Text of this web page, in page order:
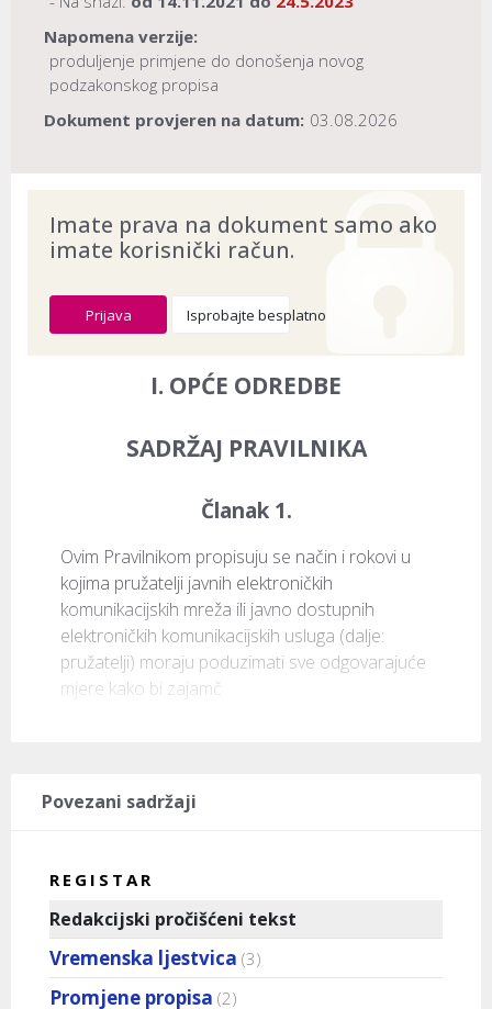
Napomena verzije:
produljenje primjene do donošenja novog
podzakonskog propisa
Dokument provjeren na datum: 03.08.2026
Imate prava na dokument samo ako
imate korisnički račun.
Prijava Isprobajte besplatno
I. OPĆE ODREDBE
SADRŽAJ PRAVILNIKA
Članak 1.
Ovim Pravilnikom propisuju se način i rokovi u
kojima pružatelji javnih elektroničkih
komunikacijskih mreža ili javno dostupnih
elektroničkih komunikacijskih usluga (dalje:
pružatelji) moraju poduzimati sve odgovarajuće
mjere kako bi zajamč
Povezani sadržaji
REGISTAR
Redakcijski pročišćeni tekst
Vremenska ljestvica (3)
Promjene propisa (2)